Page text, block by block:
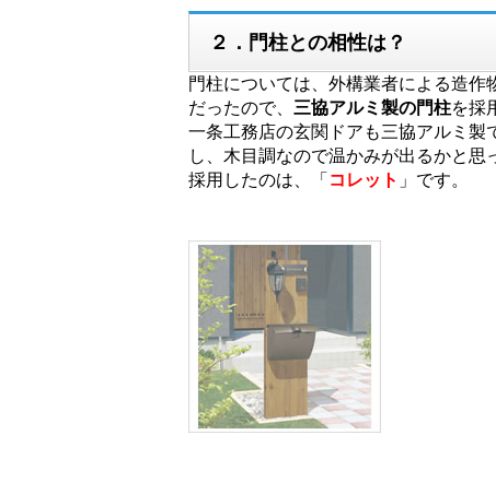
２．門柱との相性は？
門柱については、外構業者による造
だったので、 三協アルミ製の門柱を採
一条工務店の玄関ドアも三協アルミ製
し、木目調なので温かみが出るかと思
採用したのは、「 コレット 」です。